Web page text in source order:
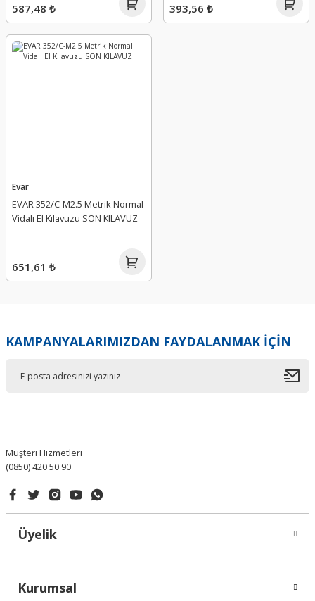
587,48 ₺ 393,56 ₺
Evar
EVAR 352/C-M2.5 Metrik Normal
Vidalı El Kılavuzu SON KILAVUZ
651,61 ₺
KAMPANYALARIMIZDAN FAYDALANMAK İÇİN
Müşteri Hizmetleri
(0850) 420 50 90
Üyelik
Kurumsal